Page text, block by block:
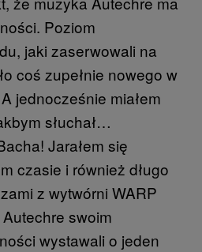
Poziom
jaki zaserwowali na
coś zupełnie nowego w
jednocześnie miałem
słuchał…
Jarałem się
czasie i również długo
z wytwórni WARP
swoim
wystawali o jeden